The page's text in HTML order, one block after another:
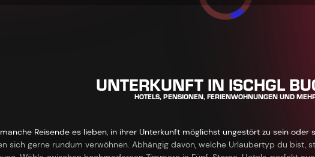
UNTERKUNFT IN ISCHGL
HOTELS, PENSIONEN, FERIENWOHNUNGEN UND
Reisende es lieben, in ihrer Unterkunft möglichst ungestört zu sein oder
sich gerne rundum verwöhnen. Abhängig davon, welche Urlaubertyp du bist,